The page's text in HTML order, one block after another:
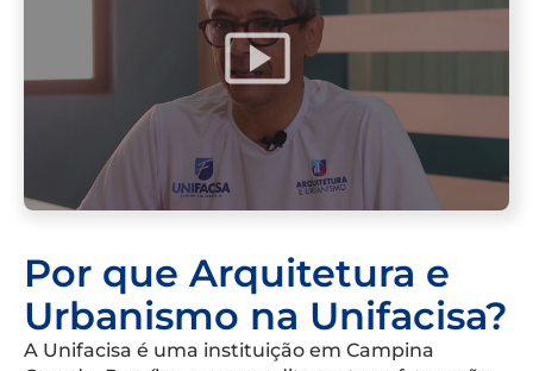
Por que Arquitetura e
Urbanismo na Unifacisa?
A Unifacisa é uma instituição em Campina